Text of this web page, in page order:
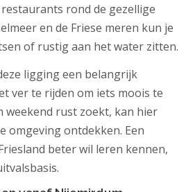
rond de gezellige
en de Friese meren kun je
of rustig aan het water zitten.
ligging een belangrijk
ver te rijden om iets moois te
weekend rust zoekt, kan hier
omgeving ontdekken. Een
beter wil leren kennen,